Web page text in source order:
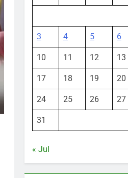
3 4 5 6
10 11 12 13
17 18 19 20
24 25 26 27
31
« Jul